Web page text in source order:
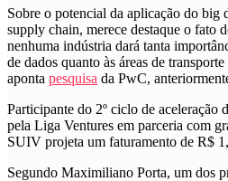
Sobre o potencial da aplicação do big
supply chain, merece destaque o fato
nenhuma indústria dará tanta
de dados quanto às áreas de
aponta pesquisa da PwC,
Participante do 2º ciclo de
pela Liga Ventures em parceria com
SUIV projeta um faturamento de R$
Segundo Maximiliano Porta, um dos